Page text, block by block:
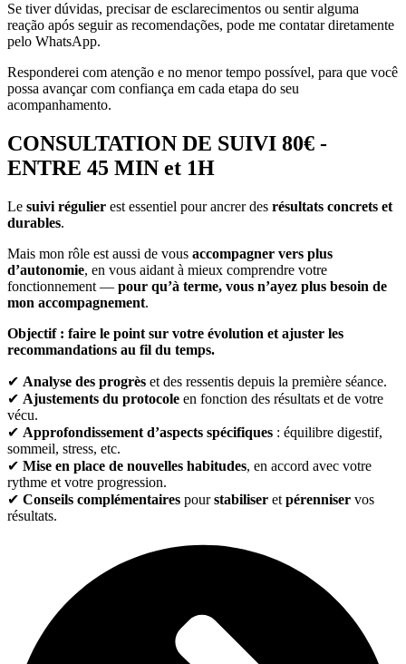
Se tiver dúvidas, precisar de esclarecimentos ou sentir alguma
reação após seguir as recomendações, pode me contatar diretamente
pelo WhatsApp.
Responderei com atenção e no menor tempo possível, para que você
possa avançar com confiança em cada etapa do seu
acompanhamento.
CONSULTATION DE SUIVI 80€ -
ENTRE 45 MIN et 1H
Le suivi régulier est essentiel pour ancrer des résultats concrets et
durables.
Mais mon rôle est aussi de vous accompagner vers plus
d’autonomie, en vous aidant à mieux comprendre votre
fonctionnement — pour qu’à terme, vous n’ayez plus besoin de
mon accompagnement.
Objectif : faire le point sur votre évolution et ajuster les
recommandations au fil du temps.
✔ Analyse des progrès et des ressentis depuis la première séance.
✔ Ajustements du protocole en fonction des résultats et de votre
vécu.
✔ Approfondissement d’aspects spécifiques : équilibre digestif,
sommeil, stress, etc.
✔ Mise en place de nouvelles habitudes, en accord avec votre
rythme et votre progression.
✔ Conseils complémentaires pourstabiliser et pérenniser vos
résultats.